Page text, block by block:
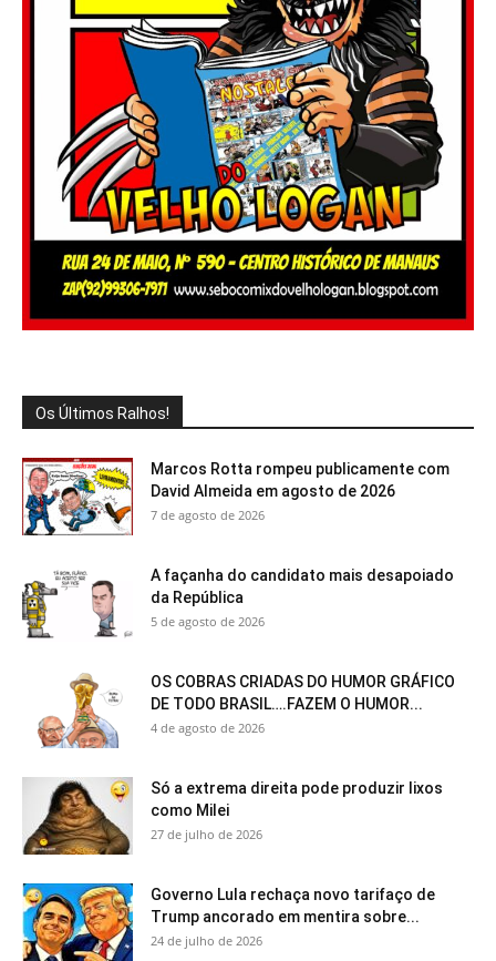
Os Últimos Ralhos!
Marcos Rotta rompeu publicamente com
David Almeida em agosto de 2026
7 de agosto de 2026
A façanha do candidato mais desapoiado
da República
5 de agosto de 2026
OS COBRAS CRIADAS DO HUMOR GRÁFICO
DE TODO BRASIL….FAZEM O HUMOR...
4 de agosto de 2026
Só a extrema direita pode produzir lixos
como Milei
27 de julho de 2026
Governo Lula rechaça novo tarifaço de
Trump ancorado em mentira sobre...
24 de julho de 2026